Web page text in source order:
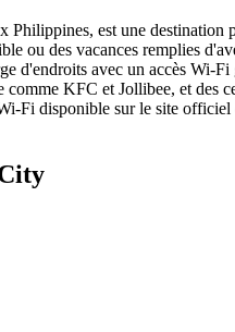
Philippines, est une
ou des vacances remplies
d'endroits avec un accès
KFC et Jollibee, et
Fi disponible sur le site